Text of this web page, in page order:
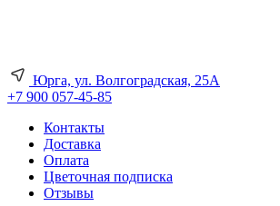
Юрга, ул. Волгоградская, 25А
+7 900 057-45-85
Контакты
Доставка
Оплата
Цветочная подписка
Отзывы